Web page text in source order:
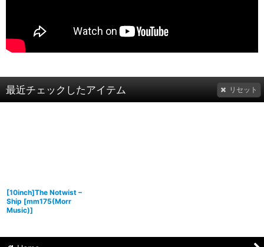
最近チェックしたアイテム リセット
[10inch]The Notwist ‎–
Ship [mm175(Morr
Music)]